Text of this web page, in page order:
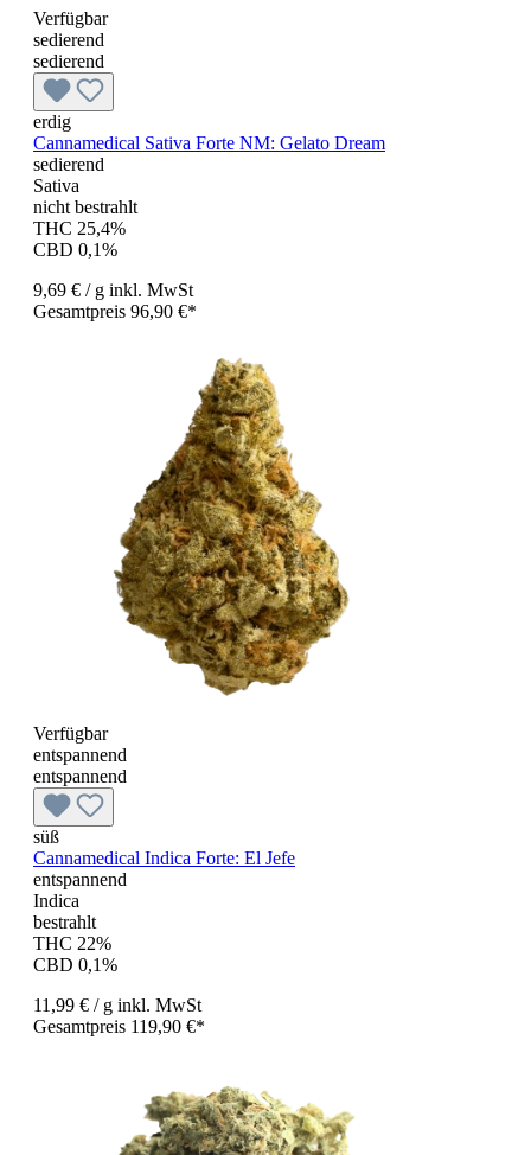
Verfügbar
sedierend
sedierend
erdig
Cannamedical Sativa Forte NM: Gelato Dream
sedierend
Sativa
nicht bestrahlt
THC 25,4%
CBD 0,1%
9,69 € / g inkl. MwSt
Gesamtpreis 96,90 €*
Verfügbar
entspannend
entspannend
süß
Cannamedical Indica Forte: El Jefe
entspannend
Indica
bestrahlt
THC 22%
CBD 0,1%
11,99 € / g inkl. MwSt
Gesamtpreis 119,90 €*